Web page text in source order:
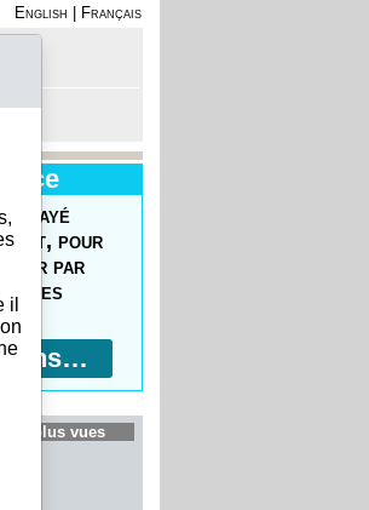
English
Français
pour
par
les plus vues
il